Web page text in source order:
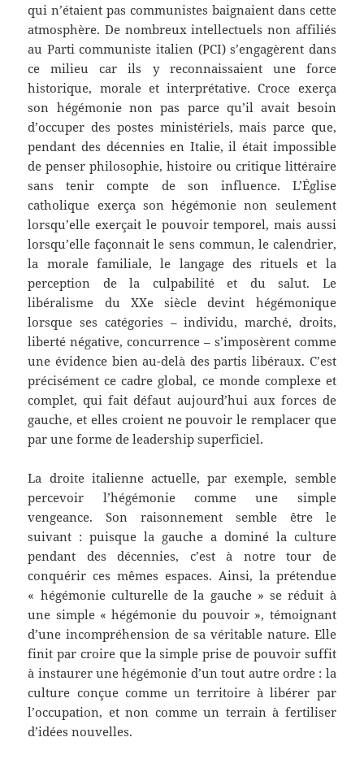
qui n’étaient pas communistes baignaient dans cette
atmosphère. De nombreux intellectuels non affiliés
au Parti communiste italien (PCI) s’engagèrent dans
ce milieu car ils y reconnaissaient une force
historique, morale et interprétative. Croce exerça
son hégémonie non pas parce qu’il avait besoin
d’occuper des postes ministériels, mais parce que,
pendant des décennies en Italie, il était impossible
de penser philosophie, histoire ou critique littéraire
sans tenir compte de son influence. L’Église
catholique exerça son hégémonie non seulement
lorsqu’elle exerçait le pouvoir temporel, mais aussi
lorsqu’elle façonnait le sens commun, le calendrier,
la morale familiale, le langage des rituels et la
perception de la culpabilité et du salut. Le
libéralisme du XXe siècle devint hégémonique
lorsque ses catégories – individu, marché, droits,
liberté négative, concurrence – s’imposèrent comme
une évidence bien au-delà des partis libéraux. C’est
précisément ce cadre global, ce monde complexe et
complet, qui fait défaut aujourd’hui aux forces de
gauche, et elles croient ne pouvoir le remplacer que
par une forme de leadership superficiel.
La droite italienne actuelle, par exemple, semble
percevoir l’hégémonie comme une simple
vengeance. Son raisonnement semble être le
suivant : puisque la gauche a dominé la culture
pendant des décennies, c’est à notre tour de
conquérir ces mêmes espaces. Ainsi, la prétendue
« hégémonie culturelle de la gauche » se réduit à
une simple « hégémonie du pouvoir », témoignant
d’une incompréhension de sa véritable nature. Elle
finit par croire que la simple prise de pouvoir suffit
à instaurer une hégémonie d’un tout autre ordre : la
culture conçue comme un territoire à libérer par
l’occupation, et non comme un terrain à fertiliser
d’idées nouvelles.